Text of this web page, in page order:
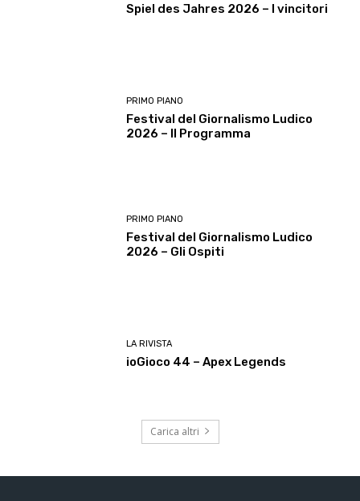
Spiel des Jahres 2026 – I vincitori
PRIMO PIANO
Festival del Giornalismo Ludico
2026 – Il Programma
PRIMO PIANO
Festival del Giornalismo Ludico
2026 – Gli Ospiti
LA RIVISTA
ioGioco 44 – Apex Legends
Carica altri